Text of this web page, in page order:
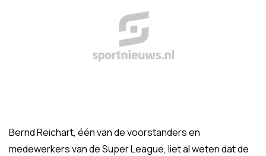
Bernd Reichart, één van de voorstanders en
medewerkers van de Super League, liet al weten dat de